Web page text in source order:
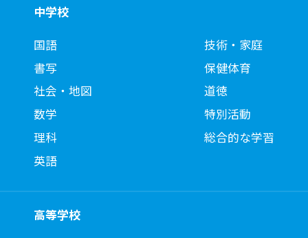
中学校
国語
書写
社会・地図
数学
理科
英語
技術・家庭
保健体育
道徳
特別活動
総合的な学習
高等学校